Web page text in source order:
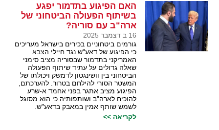
האם הפיגוע בתדמור יפגע
בשיתוף הפעולה הביטחוני של
ארה"ב עם סוריה?
16 ב דצמבר 2025
גורמים ביטחוניים בכירים בישראל מעריכים
כי הפיגוע של דאע"ש נגד חיילי הצבא
האמריקני בתדמור שבסוריה מציב סימני
שאלה גדולים על עתיד שיתוף הפעולה
הביטחוני בין וושינגטון לדמשק ויכולתו של
המשטר הסורי להילחם בטרור. להערכתם,
הפיגוע מציב אתגר בפני אחמד א-שרע
להוכיח לארה"ב ושותפותיה כי הוא מסוגל
לשמש שותף אמין במאבק בדאע"ש.
לקריאה >>